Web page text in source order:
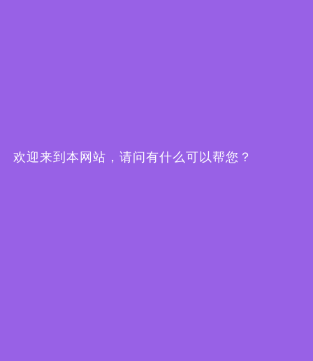
2026年机房项目预算有限？推荐几款国产动环监控系统品牌
2026-07-21
欢迎来到本网站，请问有什么可以帮您？